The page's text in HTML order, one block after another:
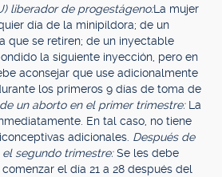
liberador de progestágeno:La mujer
día de la minipíldora; de un
que se retiren; de un inyectable
la siguiente inyección, pero en
aconsejar que use adicionalmente
los primeros 9 días de toma de
un aborto en el primer trimestre: La
En tal caso, no tiene
adicionales. Después de
segundo trimestre:Se les debe
el día 21 a 28 después del